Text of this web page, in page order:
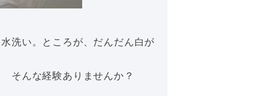
洗い。ところが、だんだん白が
そんな経験ありませんか？